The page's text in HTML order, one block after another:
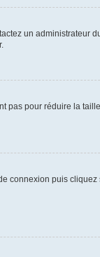
un administrateur
pas pour réduire la
connexion puis cliquez